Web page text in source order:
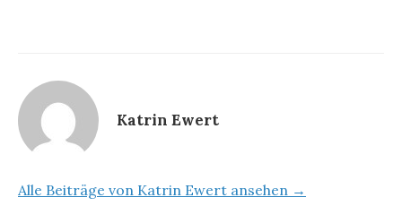
Katrin Ewert
Alle Beiträge von Katrin Ewert ansehen →